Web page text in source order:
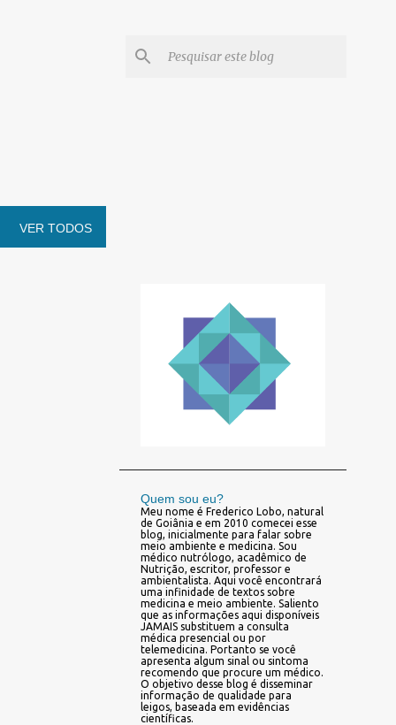
VER TODOS
Quem sou eu?
Meu nome é Frederico Lobo, natural
de Goiânia e em 2010 comecei esse
blog, inicialmente para falar sobre
meio ambiente e medicina. Sou
médico nutrólogo, acadêmico de
Nutrição, escritor, professor e
ambientalista. Aqui você encontrará
uma infinidade de textos sobre
medicina e meio ambiente. Saliento
que as informações aqui disponíveis
JAMAIS substituem a consulta
médica presencial ou por
telemedicina. Portanto se você
apresenta algum sinal ou sintoma
recomendo que procure um médico.
O objetivo desse blog é disseminar
informação de qualidade para
leigos, baseada em evidências
científicas.